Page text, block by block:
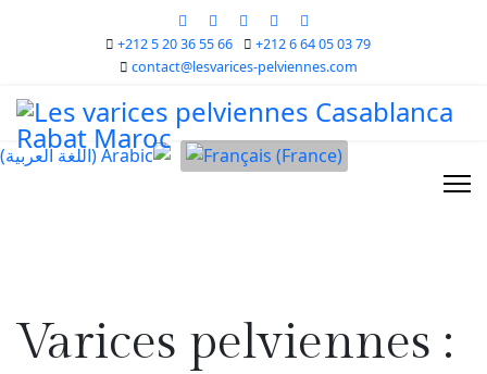
+212 5 20 36 55 66
+212 6 64 05 03 79
contact@lesvarices-pelviennes.com
Varices pelviennes :